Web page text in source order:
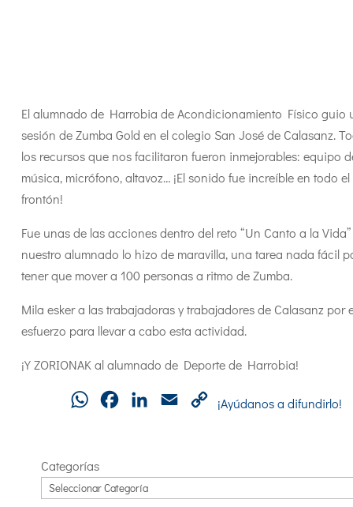
El alumnado de Harrobia de Acondicionamiento Físico guio
sesión de Zumba Gold en el colegio San José de Calasanz.
los recursos que nos facilitaron fueron inmejorables: equipo
música, micrófono, altavoz… ¡El sonido fue increíble en todo el
frontón!
Fue unas de las acciones dentro del reto “Un Canto a la Vida”
nuestro alumnado lo hizo de maravilla, una tarea nada fácil
tener que mover a 100 personas a ritmo de Zumba.
Mila esker a las trabajadoras y trabajadores de Calasanz por
esfuerzo para llevar a cabo esta actividad.
¡Y ZORIONAK al alumnado de Deporte de Harrobia!
WhatsAppFacebookLinkedInEmail
Copy
¡Ayúdanos a difundirlo!
Categorías